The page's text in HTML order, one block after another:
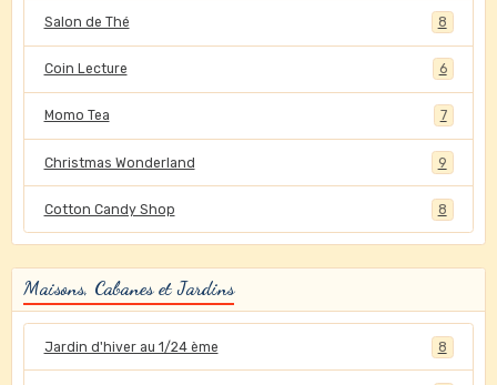
Salon de Thé 8
Coin Lecture 6
Momo Tea 7
Christmas Wonderland 9
Cotton Candy Shop 8
Maisons, Cabanes et Jardins
Jardin d'hiver au 1/24 ème 8